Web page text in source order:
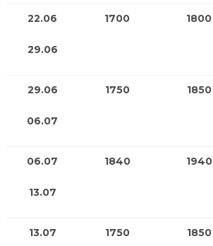
22.06
29.06
1700 1800
29.06
06.07
1750 1850
06.07
13.07
1840 1940
13.07 1750 1850